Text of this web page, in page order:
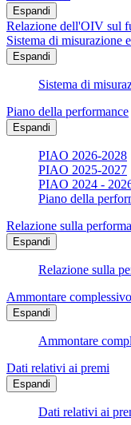
Espandi
Relazione dell'OIV sul
Sistema di misurazione
Espandi
Sistema di
Piano della performance
Espandi
PIAO 2026-2028
PIAO 2025-2027
PIAO 2024 -
Piano della
Relazione sulla
Espandi
Relazione sulla
Ammontare
Espandi
Ammontare
Dati relativi ai premi
Espandi
Dati relativi ai